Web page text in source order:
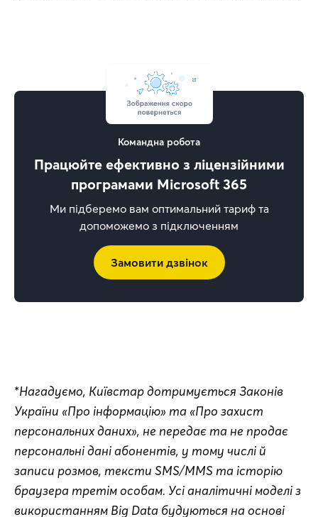
Командна робота
Працюйте ефективно з ліцензійними
програмами Microsoft 365
Ми підберемо вам оптимальний тариф та
допоможемо з підключенням
Замовити дзвінок
*Нагадуємо, Київстар дотримується Законів
України «Про інформацію» та «Про захист
персональних даних», не передає та не продає
персональні дані абонентів, у тому числі й
записи розмов, тексти SMS/MMS та історію
браузера третім особам. Усі аналітичні моделі з
використанням Big Data будуються на основі